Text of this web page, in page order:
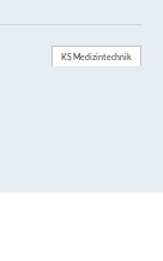
KS Medizintechnik